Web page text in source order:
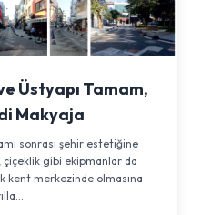
Üstyapı Tamam,
Makyaja
sonrası şehir estetiğine
çiçeklik gibi ekipmanlar da
kent merkezinde olmasına